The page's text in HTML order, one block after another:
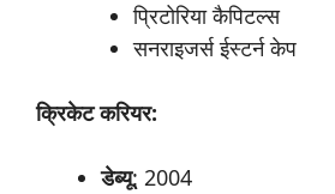
प्रिटोरिया कैपिटल्स
सनराइजर्स ईस्टर्न केप
क्रिकेटकरियर:
डेब्यू: 2004